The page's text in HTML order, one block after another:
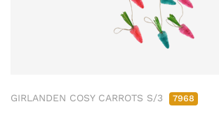
GIRLANDEN COSY CARROTS S/3 7968